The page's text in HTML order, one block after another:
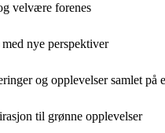
velvære forenes
nye perspektiver
og opplevelser samlet på
til grønne opplevelser